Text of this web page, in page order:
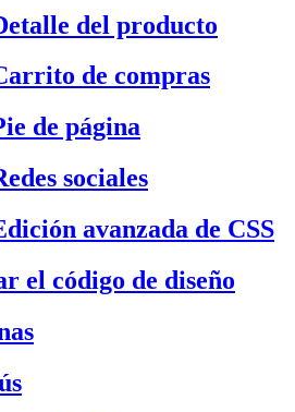
del producto
de compras
de página
sociales
avanzada de CSS
el código de diseño